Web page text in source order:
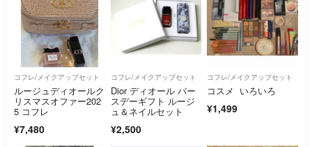
コフレ/メイクアップセット
ルージュディオールク
リスマスオファー202
5 コフレ
¥7,480
コフレ/メイクアップセット
Dior ディオール バー
スデーギフト ルージ
ュ＆ネイルセット
¥2,500
コフレ/メイクアップセット
コスメ いろいろ
¥1,499